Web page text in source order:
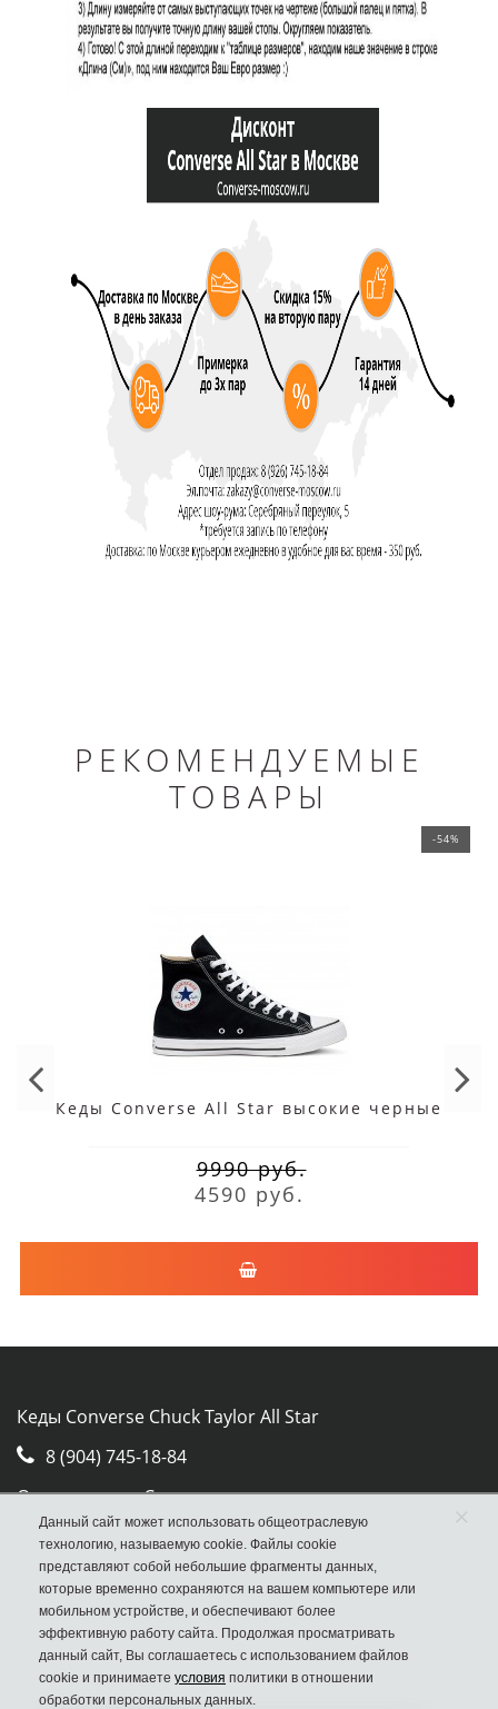
РЕКОМЕНДУЕМЫЕ
ТОВАРЫ
-54%
Кеды Converse All Star высокие черные
9990 руб.
4590 руб.
Кеды Converse Chuck Taylor All Star
8 (904) 745-18-84
Отдел продаж Converse
Москва, ул. Авиамоторная, д.50, стр. 2, оф. 30
Данный сайт может использовать общеотраслевую
технологию, называемую cookie. Файлы cookie
представляют собой небольшие фрагменты данных,
которые временно сохраняются на вашем компьютере или
мобильном устройстве, и обеспечивают более
эффективную работу сайта. Продолжая просматривать
данный сайт, Вы соглашаетесь с использованием файлов
cookie и принимаете условия политики в отношении
обработки персональных данных.
×